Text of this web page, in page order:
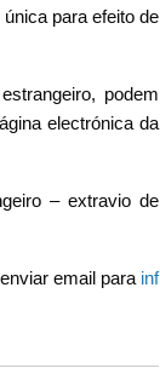
para efeito de
podem
electrónica da
– extravio de
email para inf